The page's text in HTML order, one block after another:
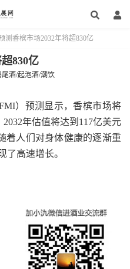
测香槟市场2032年将超830亿
830亿
尾酒/起泡酒/潮饮
）预测显示，香槟市场将
年估值将达到117亿美元
着人们对身体健康的逐渐重
了高速增长。